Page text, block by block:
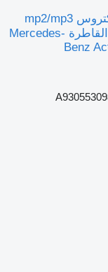
خرطوم الضغط العالي Mercedes-Benz أكتروس mp2/mp3
1844 (01.02-) A9305530982 لـ السيارات القاطرة Mercedes-
Benz